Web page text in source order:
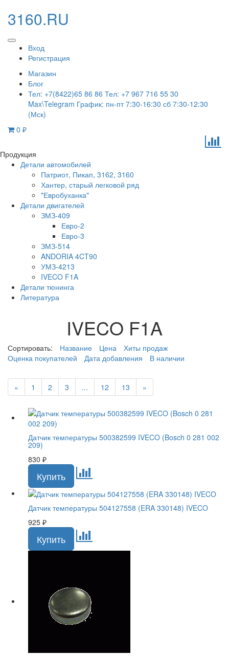
3160.RU
Вход
Регистрация
Магазин
Блог
Тел: +7(8422)65 86 86 Тел: +7 967 716 55 30
Max\Telegram График: пн-пт 7:30-16:30 сб 7:30-12:30
(Мск)
0 ₽
Продукция
Детали автомобилей
Патриот, Пикап, 3162, 3160
Хантер, старый легковой ряд
"Евробуханка"
Детали двигателей
ЗМЗ-409
Евро-2
Евро-3
ЗМЗ-514
ANDORIA 4CT90
УМЗ-4213
IVECO F1A
Детали тюнинга
Литература
IVECO F1A
Сортировать: Название Цена
Хиты продаж
Оценка покупателей
Дата добавления В наличии
« 1 2 3 ... 12 13 »
Датчик температуры 500382599 IVECO (Bosch 0 281 002
209)
830 ₽
Датчик температуры 504127558 (ERA 330148) IVECO
925 ₽